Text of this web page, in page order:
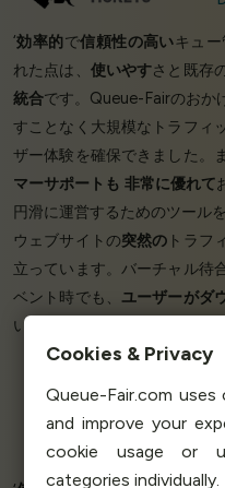
‘効率的で信頼性の高いキュ
れた点は、 使いやすさと既存
統合です。Queue-Fairのおか
すことなく大規模なトラフィ
ザー体験を確保できました。ま
マーサポートも 非常に優れて
円滑に運営するためのツール
ウェブサイトの突然の トラフ
立っています。バーチャル待
ベント時でも、 ユーザーがダ
いようにしています。’
Cookies & Privacy
Queue-Fair.com
and improve your
cookie usage or
categories individually.